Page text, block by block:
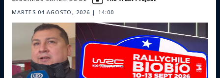
MARTES 04 AGOSTO, 2026 | 14:00